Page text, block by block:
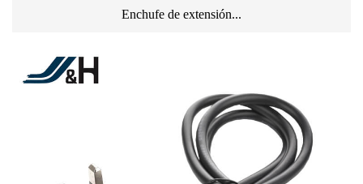
Enchufe de extensión...